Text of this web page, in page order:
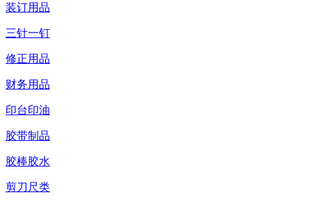
装订用品
三针一钉
修正用品
财务用品
印台印油
胶带制品
胶棒胶水
剪刀尺类